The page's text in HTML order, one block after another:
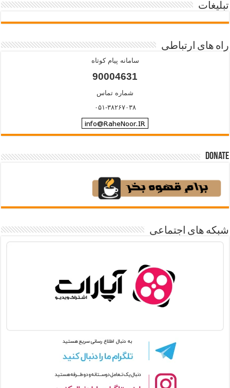
تبلیغات
راه های ارتباطی
سامانه پیام کوتاه
90004631
شماره تماس
۰۵۱-۳۸۲۶۷۰۳۸
Donate
شبکه های اجتماعی